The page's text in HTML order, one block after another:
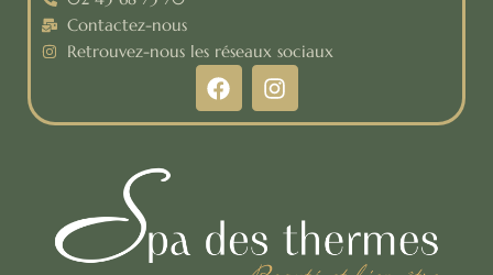
Contactez-nous
Retrouvez-nous les réseaux sociaux
F
a
c
o
k
I
n
s
a
m